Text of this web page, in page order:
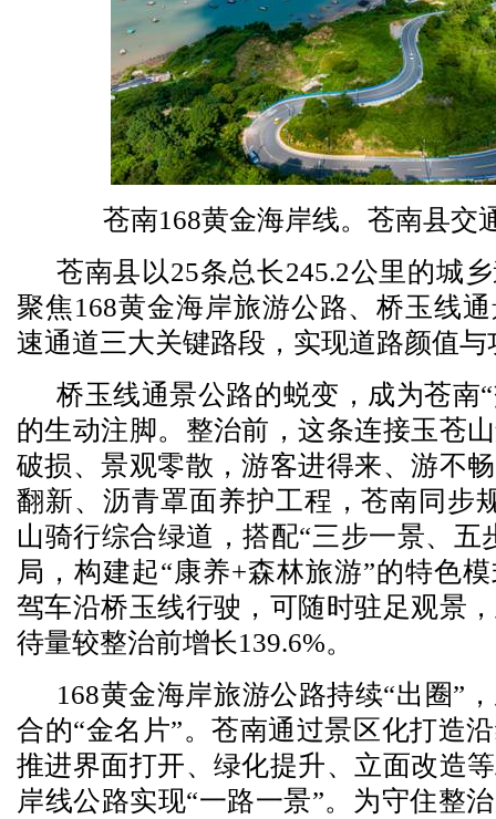
苍南168黄金海岸线。苍南县交
苍南县以25条总长245.2公里的城
聚焦168黄金海岸旅游公路、桥玉线
速通道三大关键路段，实现道路颜值
桥玉线通景公路的蜕变，成为苍南
的生动注脚。整治前，这条连接玉苍
破损、景观零散，游客进得来、游不
翻新、沥青罩面养护工程，苍南同步
山骑行综合绿道，搭配“三步一景、五
局，构建起“康养+森林旅游”的特色
驾车沿桥玉线行驶，可随时驻足观景
待量较整治前增长139.6%。
168黄金海岸旅游公路持续“出圈”
合的“金名片”。苍南通过景区化打造
推进界面打开、绿化提升、立面改造
岸线公路实现“一路一景”。为守住整